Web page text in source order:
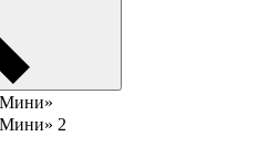
Мини»
Мини» 2